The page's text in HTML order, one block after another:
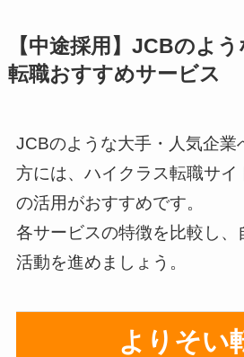
【中途採用】JCBのよ
転職おすすめサービス
JCBのような大手・人気企業
方には、ハイクラス転職サイ
の活用がおすすめです。
各サービスの特徴を比較し、
活動を進めましょう。
よりそい